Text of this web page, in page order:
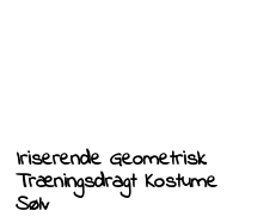
Iriserende Geometrisk
Træningsdragt Kostume
Sølv